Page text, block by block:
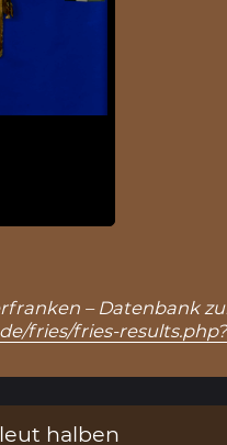
– Datenbank
fries/fries-
halben